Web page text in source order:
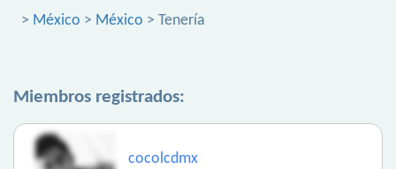
> México > México > Tenería
Miembros registrados:
cocolcdmx